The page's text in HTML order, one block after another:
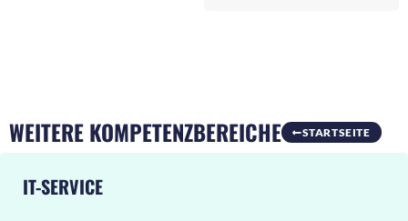
WEITERE KOMPETENZBEREICHE STARTSEITE
IT-SERVICE